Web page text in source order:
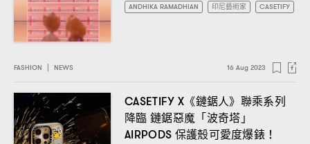
ANDHIKA RAMADHIAN 印尼藝術家 CASETIFY
FASHION NEWS 16 Aug 2023
CASETIFY X 《鏈鋸人》聯乘系列
降臨 鏈鋸惡魔「波奇塔」
AIRPODS 保護殼可愛度爆錶 ！